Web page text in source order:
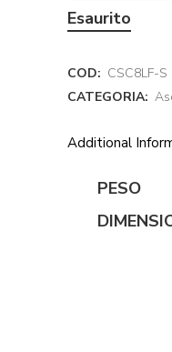
Esaurito
COD: CSC8LF-S
CATEGORIA:
Additional
PESO